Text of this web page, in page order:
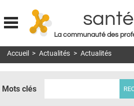
Jump to
La communauté des
MON COMPTE
Accueil > Actualités > Actualités
Mots clés